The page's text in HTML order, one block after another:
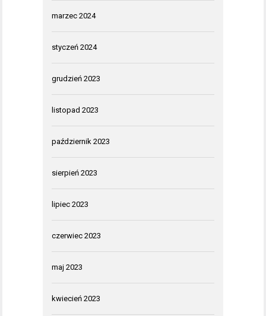
marzec 2024
styczeń 2024
grudzień 2023
listopad 2023
październik 2023
sierpień 2023
lipiec 2023
czerwiec 2023
maj 2023
kwiecień 2023